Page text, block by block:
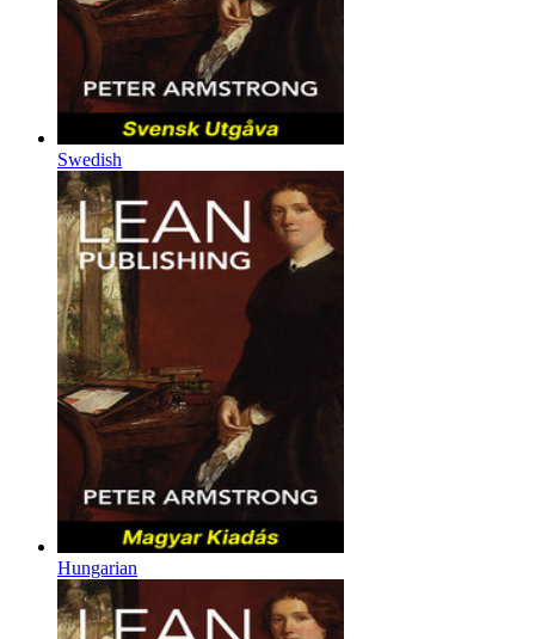
Swedish
Hungarian